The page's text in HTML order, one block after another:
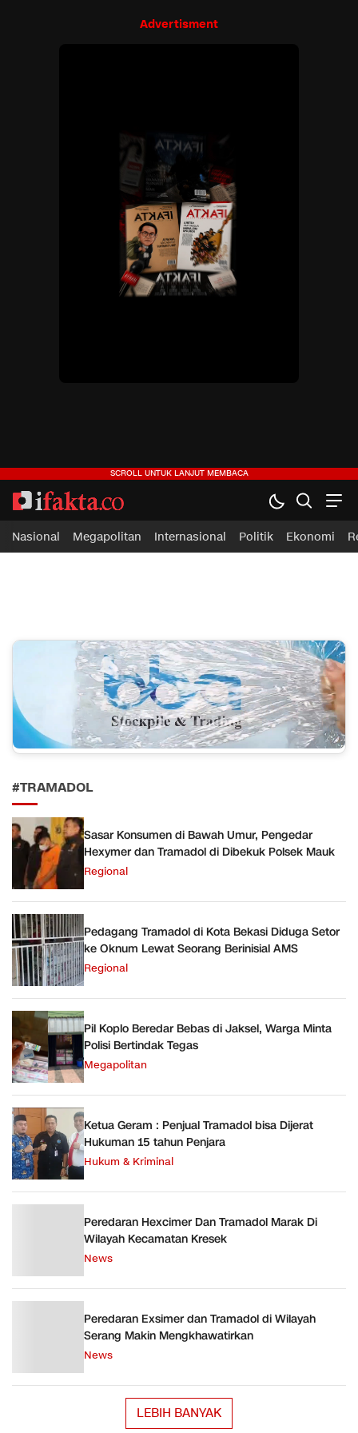
Advertisment
ifakta.co
#pastibenar
Nasional Megapolitan Internasional Politik Ekonomi
#TRAMADOL
Sasar Konsumen di Bawah Umur, Pengedar
Hexymer dan Tramadol di Dibekuk Polsek Mauk
Regional
Pedagang Tramadol di Kota Bekasi Diduga Setor
ke Oknum Lewat Seorang Berinisial AMS
Regional
Pil Koplo Beredar Bebas di Jaksel, Warga Minta
Polisi Bertindak Tegas
Megapolitan
Ketua Geram : Penjual Tramadol bisa Dijerat
Hukuman 15 tahun Penjara
Hukum & Kriminal
Peredaran Hexcimer Dan Tramadol Marak Di
Wilayah Kecamatan Kresek
News
Peredaran Exsimer dan Tramadol di Wilayah
Serang Makin Mengkhawatirkan
News
LEBIH BANYAK